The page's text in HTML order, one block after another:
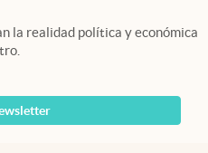
la realidad política y económica